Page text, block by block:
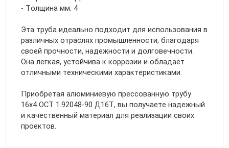
- Толщина мм: 4
Эта труба идеально подходит для использования в
различных отраслях промышленности, благодаря
своей прочности, надежности и долговечности.
Она легкая, устойчива к коррозии и обладает
отличными техническими характеристиками.
Приобретая алюминиевую прессованную трубу
16х4 ОСТ 1.92048-90 Д16Т, вы получаете надежный
и качественный материал для реализации своих
проектов.